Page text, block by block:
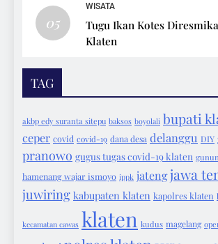
05
WISATA
Tugu Ikan Kotes
Klaten
TAG
akbp edy suranta sitepu baksos boyolali bupati
ceper covid covid-19 dana desa delanggu DIY
pranowo gugus tugas covid-19 klaten
hamenang wajar ismoyo ippk jatengjawa
juwiring kabupaten klaten kapolres klaten
kecamatan cawas klaten kudus magelang